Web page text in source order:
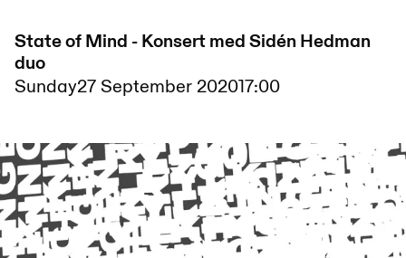
State of Mind - Konsert med Sidén Hedman
duo
Sunday27 September 202017:00